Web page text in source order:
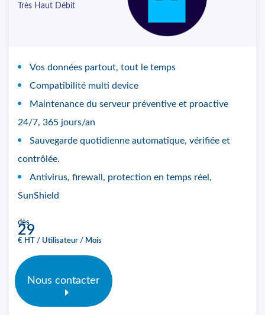
Très Haut Débit
Vos données partout, tout le temps
Compatibilité multi device
Maintenance du serveur préventive et proactive
24/7, 365 jours/an
Sauvegarde quotidienne automatique, vérifiée et
contrôlée.
Antivirus, firewall, protection en temps réel,
SunShield
dès
29
€ HT / Utilisateur / Mois
Nous contacter